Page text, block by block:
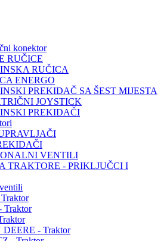
konektor
RUČICE
RUČICA
ENERGO
PREKIDAČ SA ŠEST MIJESTA
JOYSTICK
PREKIDAČI
VENTILI
TRAKTORE - PRIKLJUČCI I
Traktor
DEERE - Traktor